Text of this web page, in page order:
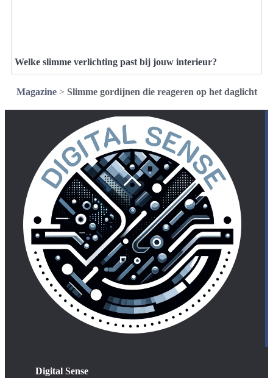
Welke slimme verlichting past bij jouw interieur?
Magazine> Slimme gordijnen die reageren op het daglicht
Digital Sense